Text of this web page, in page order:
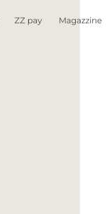
ZZ pay Magazzine